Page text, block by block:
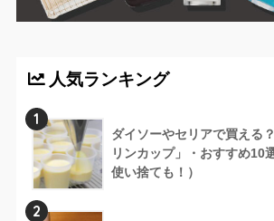
人気ランキング
1
ダイソーやセリアで買える
リンカップ」・おすすめ10
使い捨ても！）
2